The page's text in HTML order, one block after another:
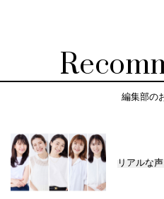
編集部の
リアルな